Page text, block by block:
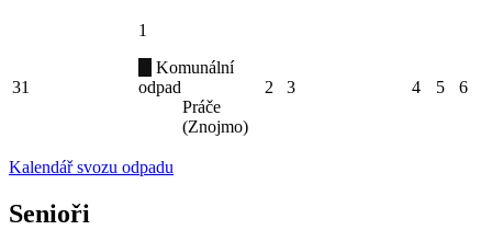
31
1
Komunální
odpad
Práče
(Znojmo)
2 3 4 5 6
Kalendář svozu odpadu
Senioři